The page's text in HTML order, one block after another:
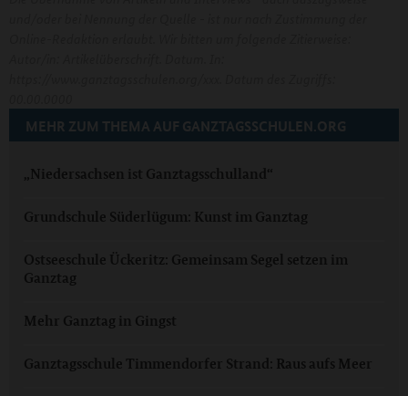
MEHR ZUM THEMA AUF GANZTAGSSCHULEN.ORG
„Niedersachsen ist Ganztagsschulland“
Grundschule Süderlügum: Kunst im Ganztag
Ostseeschule Ückeritz: Gemeinsam Segel setzen im
Ganztag
Mehr Ganztag in Gingst
Ganztagsschule Timmendorfer Strand: Raus aufs Meer